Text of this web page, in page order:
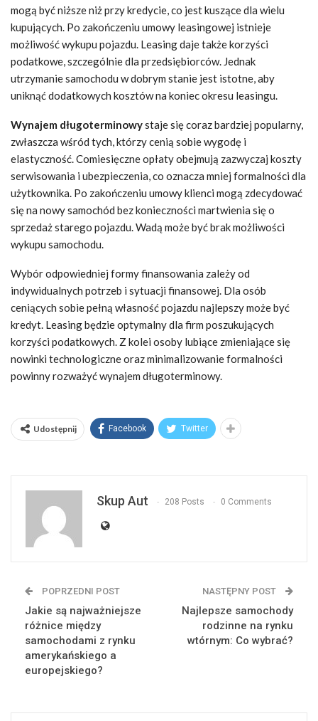
mogą być niższe niż przy kredycie, co jest kuszące dla wielu
kupujących. Po zakończeniu umowy leasingowej istnieje
możliwość wykupu pojazdu. Leasing daje także korzyści
podatkowe, szczególnie dla przedsiębiorców. Jednak
utrzymanie samochodu w dobrym stanie jest istotne, aby
uniknąć dodatkowych kosztów na koniec okresu leasingu.
Wynajem długoterminowystaje się coraz bardziej popularny,
zwłaszcza wśród tych, którzy cenią sobie wygodę i
elastyczność. Comiesięczne opłaty obejmują zazwyczaj koszty
serwisowania i ubezpieczenia, co oznacza mniej formalności dla
użytkownika. Po zakończeniu umowy klienci mogą zdecydować
się na nowy samochód bez konieczności martwienia się o
sprzedaż starego pojazdu. Wadą może być brak możliwości
wykupu samochodu.
Wybór odpowiedniej formy finansowania zależy od
indywidualnych potrzeb i sytuacji finansowej. Dla osób
ceniących sobie pełną własność pojazdu najlepszy może być
kredyt. Leasing będzie optymalny dla firm poszukujących
korzyści podatkowych. Z kolei osoby lubiące zmieniające się
nowinki technologiczne oraz minimalizowanie formalności
powinny rozważyć wynajem długoterminowy.
Udostępnij Facebook Twitter
Skup Aut 208 Posts 0 Comments
POPRZEDNI POST
Jakie są najważniejsze
różnice między
samochodami z rynku
amerykańskiego a
europejskiego?
NASTĘPNY POST
Najlepsze samochody
rodzinne na rynku
wtórnym: Co wybrać?